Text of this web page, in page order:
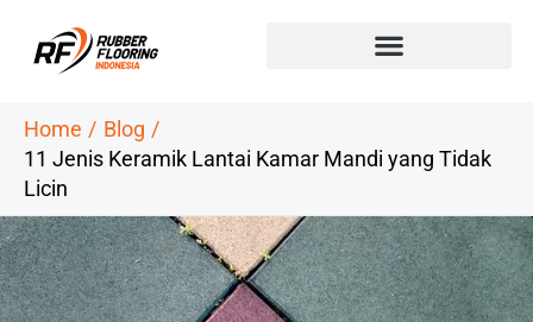
Home
Blog
11 Jenis Keramik Lantai Kamar Mandi yang Tidak
Licin